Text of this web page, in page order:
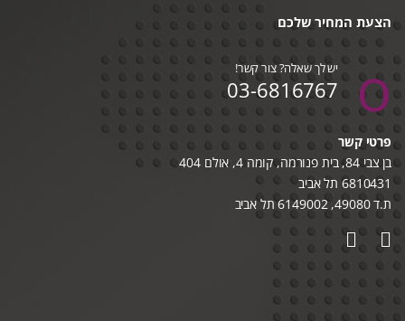
הצעת המחיר שלכם
יש לך שאלה? צור קשר!
03-6816767
פרטי קשר
בן צבי 84, בית פנורמה, קומה 4, אולם 404
6810431 תל אביב
ת.ד 49080, 6149002 תל אביב